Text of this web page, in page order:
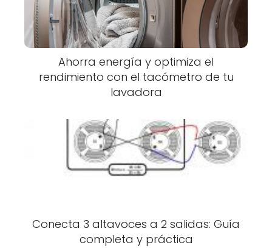
Ahorra energía y optimiza el
rendimiento con el tacómetro de tu
lavadora
Conecta 3 altavoces a 2 salidas: Guía
completa y práctica